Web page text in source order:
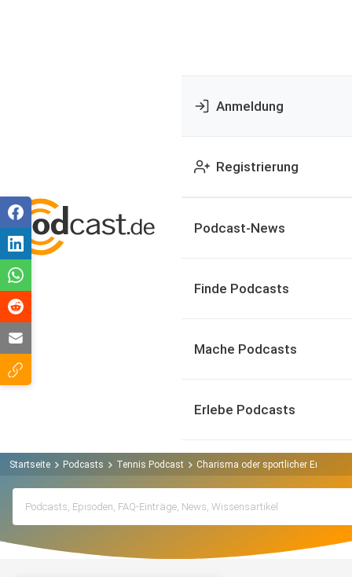
Anmeldung
Registrierung
Podcast-News
Finde Podcasts
Mache Podcasts
Erlebe Podcasts
Startseite Podcasts Tennis Podcast Charisma oder sportlicher Erfolg?